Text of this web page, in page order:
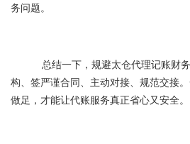
务问题。
总结一下，规避太仓代理记账财
构、签严谨合同、主动对接、规范交接
做足，才能让代账服务真正省心又安全。